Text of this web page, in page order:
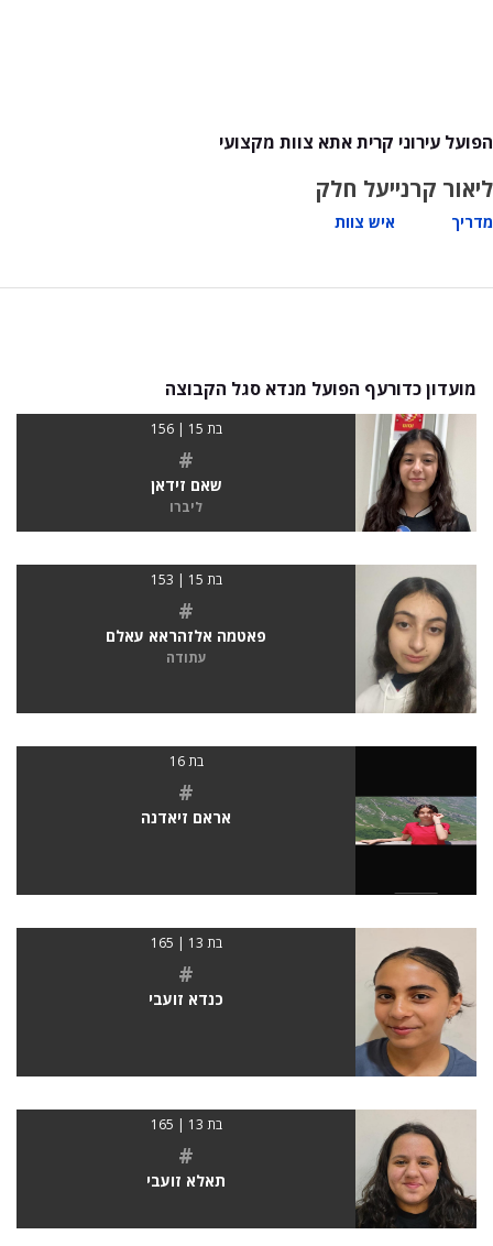
הפועל עירוני קרית אתא צוות מקצועי
ליאור קרני
מדריך
יעל חלק
איש צוות
מועדון כדורעף הפועל מנדא סגל הקבוצה
בת 15 | 156
#
שאם זידאן
ליברו
בת 15 | 153
#
פאטמה אלזהראא עאלם
עתודה
בת 16
#
אראם זיאדנה
בת 13 | 165
#
כנדא זועבי
בת 13 | 165
#
תאלא זועבי